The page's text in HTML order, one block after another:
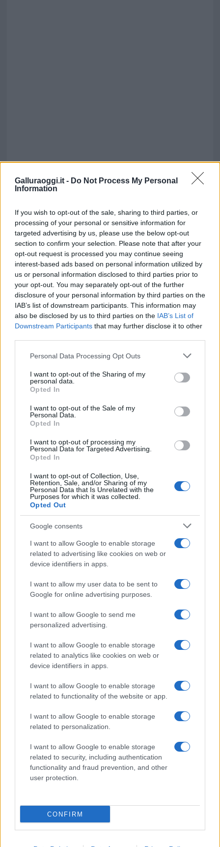
Galluraoggi.it - Do Not Process My Personal
Information
If you wish to opt-out of the sale, sharing to third parties, or
processing of your personal or sensitive information for
targeted advertising by us, please use the below opt-out
section to confirm your selection. Please note that after your
opt-out request is processed you may continue seeing
interest-based ads based on personal information utilized by
us or personal information disclosed to third parties prior to
your opt-out. You may separately opt-out of the further
disclosure of your personal information by third parties on the
IAB’s list of downstream participants. This information may
also be disclosed by us to third parties on the IAB’s List of
Downstream Participants that may further disclose it to other
Please note that this website/app uses one or more Google
not limited to your visit or usage behaviour. You may click to
grant or deny consent to Google and its third-party tags to
use your data for below specified purposes in below Google
consent section.
Personal Data Processing Opt Outs
I want to opt-out of the Sharing of my
personal data.
Opted In
I want to opt-out of the Sale of my
Personal Data.
Opted In
I want to opt-out of processing my
Personal Data for Targeted Advertising.
Opted In
I want to opt-out of Collection, Use,
Retention, Sale, and/or Sharing of my
Personal Data that Is Unrelated with the
Purposes for which it was collected.
Opted Out
Google consents
I want to allow Google to enable storage
related to advertising like cookies on web or
device identifiers in apps.
I want to allow my user data to be sent to
Google for online advertising purposes.
I want to allow Google to send me
personalized advertising.
I want to allow Google to enable storage
related to analytics like cookies on web or
device identifiers in apps.
I want to allow Google to enable storage
related to functionality of the website or app.
I want to allow Google to enable storage
related to personalization.
I want to allow Google to enable storage
related to security, including authentication
functionality and fraud prevention, and other
user protection.
CONFIRM
Vuoi rimuovere le pubblicità nazionali?
Puoi abbonarti asoli € 1,10 al mese
cliccandoqui
Sei già abbonato?
Puoi effettuare l'accesso andando nella
sezioneLogindal menù del sito o
cliccandoqui
TEMI: Prendersi Cura Salute
Notizie in tempo reale?
GalluraOggi.it
i tuoi video e le tue foto
Su WhatsApp al numero +39
345 356 7512
Ricevi le nostre ultime news
Google News
Condividi l'articolo
F
a
ce
b
o
o
k
T
w
it
te
r
Pi
n
te
re
st
W
h
at
s
A
p
p
S
h
re
Articolo precedente
Prossimo articolo
NOTIZIE RECENTI
Le previsioni meteo per il weekend a Olbia e in
Gallura
vivo: un amico vip svela come fa